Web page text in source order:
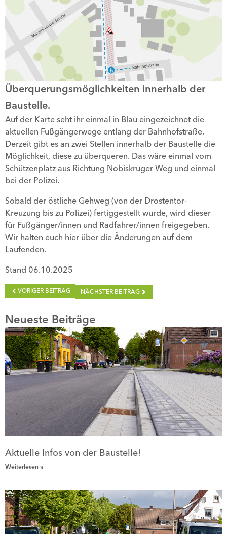
Bauabschnitte und
Hinweise zur
Erreichbarkeit.
Überquerungsmöglichkeiten innerhalb der
Baustelle.
Auf der Karte seht ihr einmal in Blau eingezeichnet die
aktuellen Fußgängerwege entlang der Bahnhofstraße.
Derzeit gibt es an zwei Stellen innerhalb der Baustelle die
Möglichkeit, diese zu überqueren. Das wäre einmal vom
Schützenplatz aus Richtung Nobiskruger Weg und einmal
bei der Polizei.
Sobald der östliche Gehweg (von der Drostentor-
Kreuzung bis zu Polizei) fertiggestellt wurde, wird dieser
für Fußgänger/innen und Radfahrer/innen freigegeben.
Wir halten euch hier über die Änderungen auf dem
Laufenden.
Stand 06.10.2025
VORIGER BEITRAG NÄCHSTER BEITRAG
Neueste Beiträge
Aktuelle Infos von der Baustelle!
Weiterlesen »